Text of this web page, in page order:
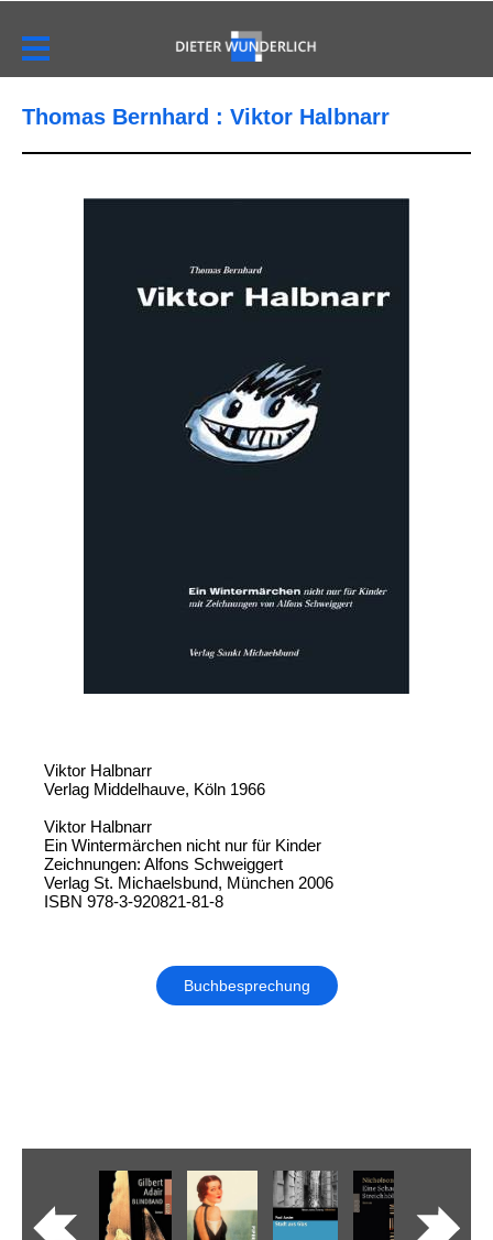
Thomas Bernhard : Viktor Halbnarr
Viktor Halbnarr
Verlag Middelhauve, Köln 1966
Viktor Halbnarr
Ein Wintermärchen nicht nur für Kinder
Zeichnungen: Alfons Schweiggert
Verlag St. Michaelsbund, München 2006
ISBN 978-3-920821-81-8
Buchbesprechung